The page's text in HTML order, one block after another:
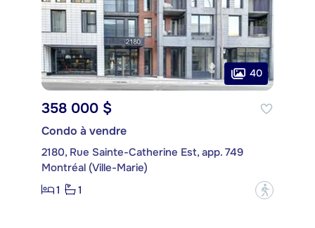
40
358 000 $
Condo à vendre
2180, Rue Sainte-Catherine Est, app. 749
Montréal (Ville-Marie)
1
1 ?